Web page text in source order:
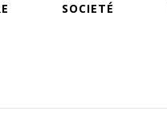
SOCIETÉ